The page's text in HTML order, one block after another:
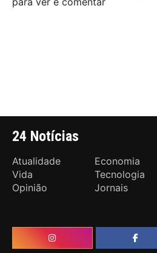
24 Notícias
Atualidade Economia
Vida
Tecnologia
Opinião
Jornais